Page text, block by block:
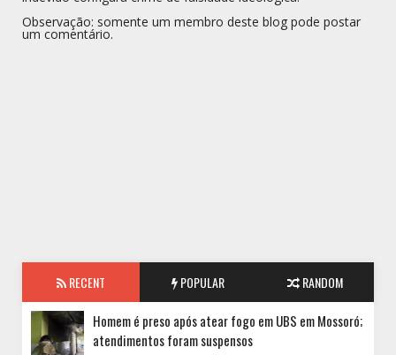
Observação: somente um membro deste blog pode postar
um comentário.
RECENT POPULAR RANDOM
Homem é preso após atear fogo em UBS em Mossoró;
atendimentos foram suspensos